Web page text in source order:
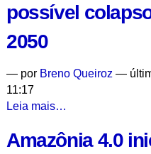
clima
na
Amazônia
possível
2050
— por Breno Queiroz —
11:17
Coautora
estudo,
Leia mais…
Amazônia 4.0